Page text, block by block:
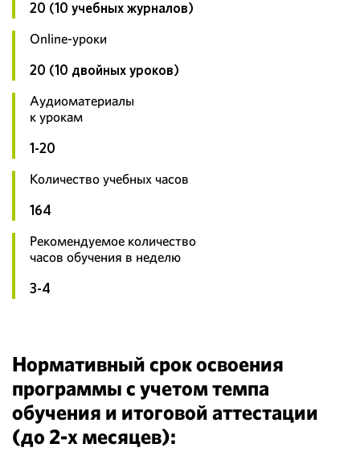
20 (10 учебных журналов)
Online-уроки
20 (10 двойных уроков)
Аудиоматериалы
к урокам
1-20
Количество учебных часов
164
Рекомендуемое количество
часов обучения в неделю
3-4
Нормативный срок освоения
программы с учетом темпа
обучения и итоговой аттестации
(до 2-х месяцев):